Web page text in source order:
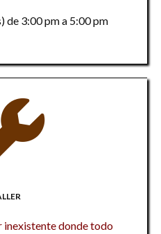
de 3:00 pm a 5:00 pm
inexistente donde todo